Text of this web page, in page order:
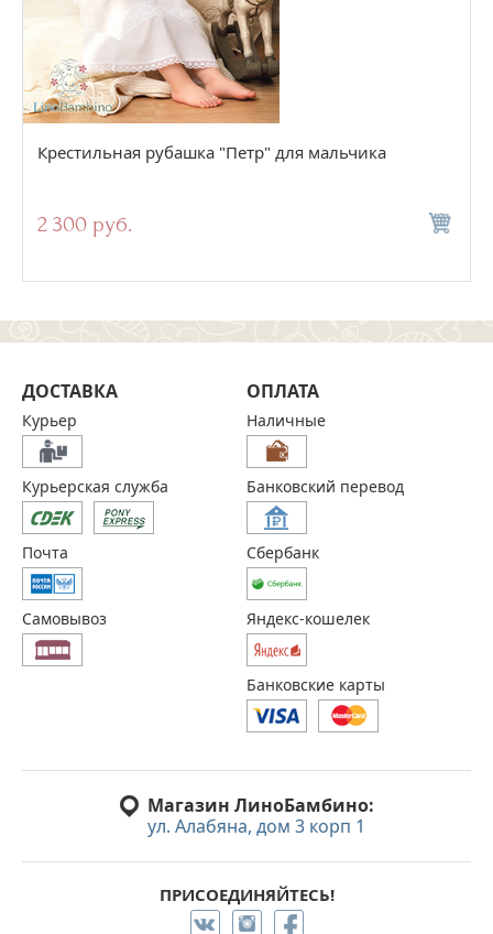
Крестильная рубашка "Петр" для мальчика
2 300 руб.
Магазин ЛиноБамбино:
ул. Алабяна, дом 3 корп 1
ПРИСОЕДИНЯЙТЕСЬ!
ДОСТАВКА
Курьер
Курьерская служба
Почта
Самовывоз
ОПЛАТА
Наличные
Банковский перевод
Сбербанк
Яндекс-кошелек
Банковские карты